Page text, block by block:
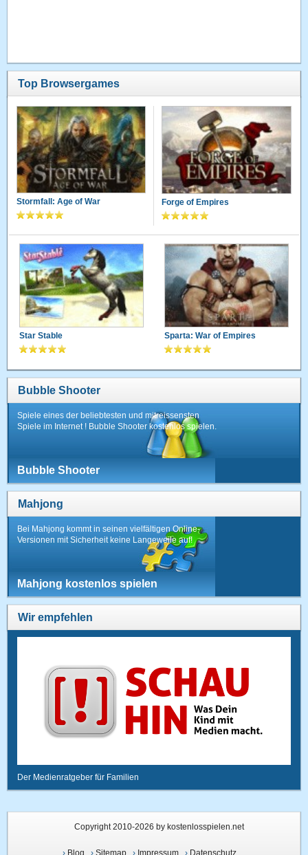
Top Browsergames
Stormfall: Age of War Forge of Empires
Star Stable Sparta: War of Empires
Bubble Shooter
Spiele eines der beliebtesten und mitreissensten
Spiele im Internet ! Bubble Shooter kostenlos spielen.
Bubble Shooter
Mahjong
Bei Mahjong kommt in seinen vielfältigen Online-
Versionen mit Sicherheit keine Langeweile auf!
Mahjong kostenlos spielen
Wir empfehlen
Der Medienratgeber für Familien
Copyright 2010-2026 by kostenlosspielen.net
› Blog › Sitemap› Impressum› Datenschutz